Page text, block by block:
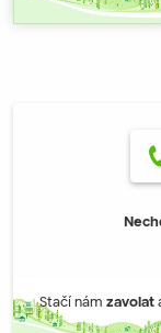
Stačí nám zavolat